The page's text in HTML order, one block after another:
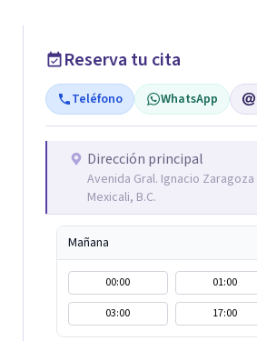
Reserva tu cita
Teléfono WhatsApp
Dirección principal
Avenida Gral. Ignacio
Mexicali, B.C.
Mañana
00:00 01:00
03:00
17:00